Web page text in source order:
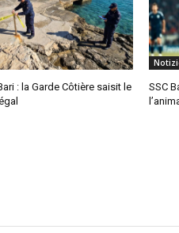
: la Garde Côtière saisit le
SSC